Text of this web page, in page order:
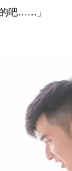
吧……」